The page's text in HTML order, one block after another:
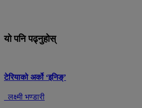
यो पनि पढ्नुहोस्
टेरियाको अर्को ‘इनिङ्’
लक्ष्मी भण्डारी